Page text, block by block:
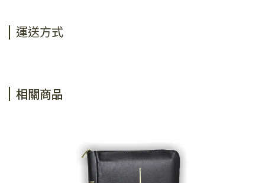
運送方式
相關商品